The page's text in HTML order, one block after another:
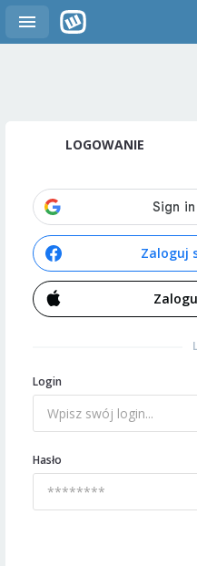
LOGOWANIE
Zaloguj
Login
Hasło